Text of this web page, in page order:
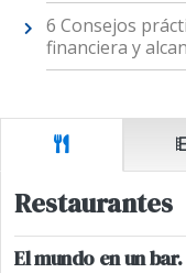
6 Consejos
financiera y
Restaurantes
El mundo en un bar.